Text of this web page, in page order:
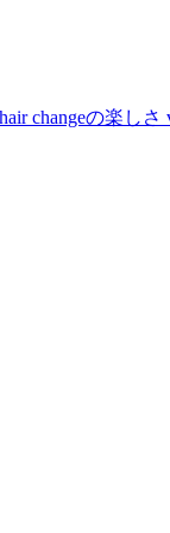
changeの楽しさ